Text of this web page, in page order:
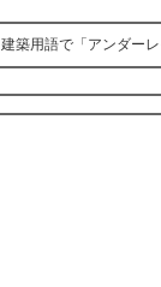
建築用語で「アンダー